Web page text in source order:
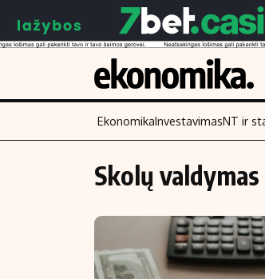
Turinys
Naujienos
Verslas
EkonomikaInvestavimasNT ir
Skolų valdymas